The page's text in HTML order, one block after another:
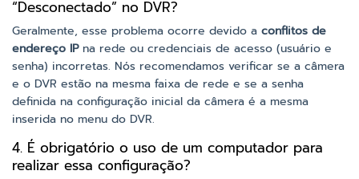
“Desconectado” no DVR?
Geralmente, esse problema ocorre devido a conflitos de
endereço IPna rede ou credenciais de acesso (usuário e
senha) incorretas. Nós recomendamos verificar se a câmera
e o DVR estão na mesma faixa de rede e se a senha
definida na configuração inicial da câmera é a mesma
inserida no menu do DVR.
4. É obrigatório o uso de um computador para
realizar essa configuração?